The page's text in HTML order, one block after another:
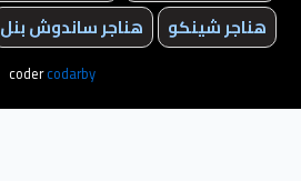
هناجر شينكو
هناجر ساندوش بنل
codercodarby